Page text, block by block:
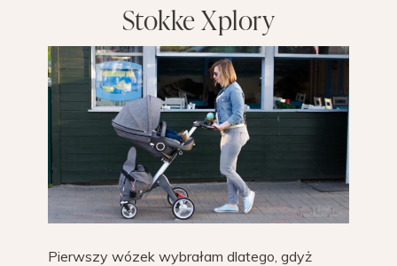
Stokke Xplory
Pierwszy wózek wybrałam dlatego, gdyż